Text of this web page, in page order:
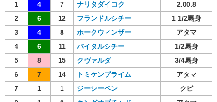
1 4 7 ナリタダイコク
2.00.8
2
6 12 フランドルシチー
1 1/2馬身
3
4 8 ホークウィンザー
アタマ
4
6 11 バイタルシチー
1/2馬身
5
8 15 クヴァルダ
3/4馬身
6
7 14 トミケンプライム
アタマ
7
1 1 ジーシーベン
クビ